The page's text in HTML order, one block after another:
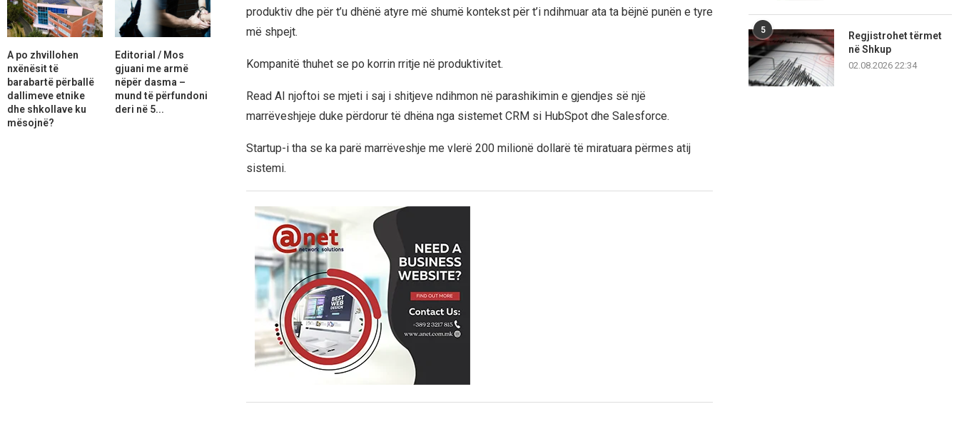
produktiv dhe për t’u dhënë atyre më shumë kontekst për t’i ndihmuar ata ta bëjnë punën e tyre
më shpejt.
Kompanitë thuhet se po korrin rritje në produktivitet.
Read AI njoftoi se mjeti i saj i shitjeve ndihmon në parashikimin e gjendjes së një
marrëveshjeje duke përdorur të dhëna nga sistemet CRM si HubSpot dhe Salesforce.
Startup-i tha se ka parë marrëveshje me vlerë 200 milionë dollarë të miratuara përmes atij
sistemi.
5
Regjistrohet tërmet
në Shkup
02.08.2026 22:34
A po zhvillohen
nxënësit të
barabartë përballë
dallimeve etnike
dhe shkollave ku
mësojnë?
Editorial / Mos
gjuani me armë
nëpër dasma –
mund të përfundoni
deri në 5...